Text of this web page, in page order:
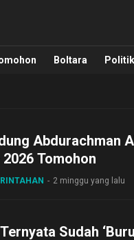
Politik,Boltara Politik
Abdurachman
Tomohon
2 minggu yang lalu
Sudah